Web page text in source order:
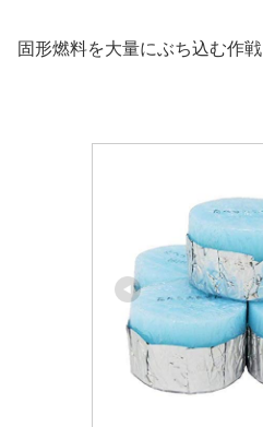
固形燃料を大量にぶち込む作戦